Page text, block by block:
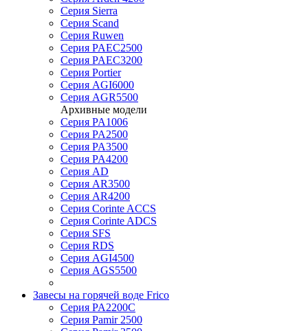
Серия Sierra
Серия Scand
Серия Ruwen
Серия PAEC2500
Серия PAEC3200
Серия Portier
Серия AGI6000
Серия AGR5500
Архивные модели
Серия PA1006
Серия PA2500
Серия PA3500
Серия PA4200
Серия AD
Серия AR3500
Серия AR4200
Серия Corinte ACCS
Серия Corinte ADCS
Серия SFS
Серия RDS
Серия AGI4500
Серия AGS5500
Завесы на горячей воде Frico
Серия PA2200C
Серия Pamir 2500